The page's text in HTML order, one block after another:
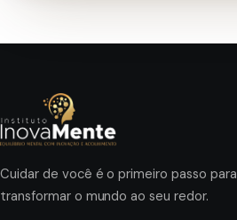
Cuidar de você é o primeiro passo para
transformar o mundo ao seu redor.